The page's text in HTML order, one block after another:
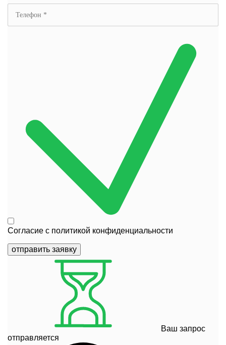
Согласие с политикой конфиденциальности
отправить заявку
Ваш запрос
отправляется